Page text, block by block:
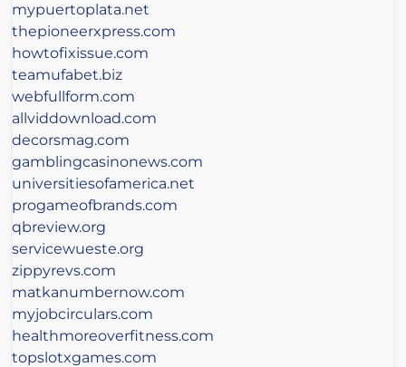
mypuertoplata.net
thepioneerxpress.com
howtofixissue.com
teamufabet.biz
webfullform.com
allviddownload.com
decorsmag.com
gamblingcasinonews.com
universitiesofamerica.net
progameofbrands.com
qbreview.org
servicewueste.org
zippyrevs.com
matkanumbernow.com
myjobcirculars.com
healthmoreoverfitness.com
topslotxgames.com